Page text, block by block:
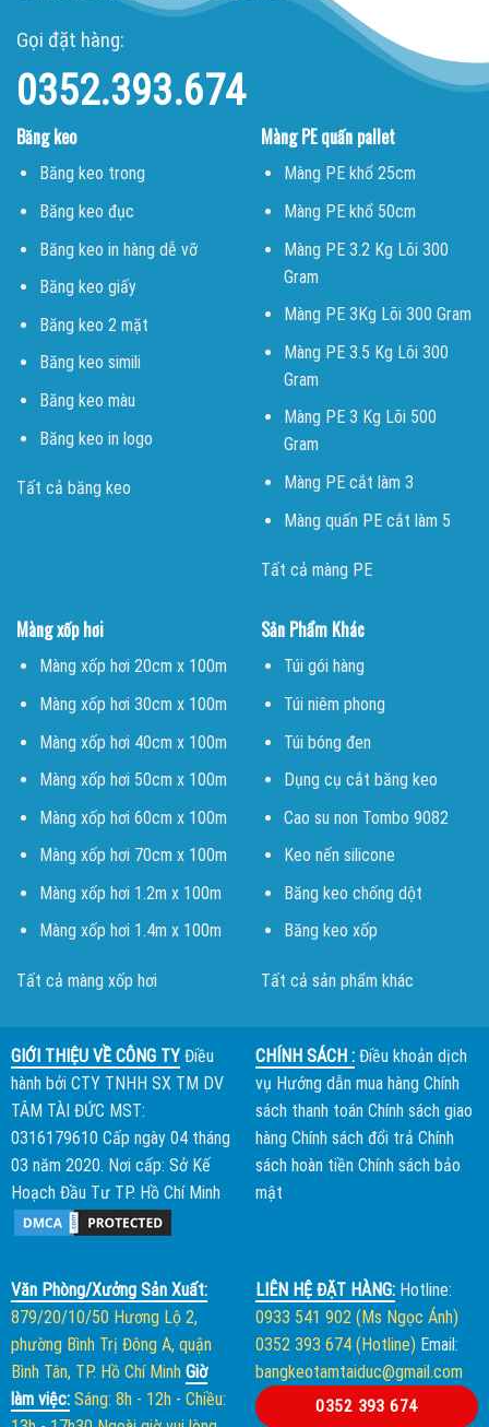
Gọi đặt hàng:
0352.393.674
Băng keo
Băng keo trong
Băng keo đục
Băng keo in hàng dễ vỡ
Băng keo giấy
Băng keo 2 mặt
Băng keo simili
Băng keo màu
Băng keo in logo
Tất cả băng keo
Màng PE quấn pallet
Màng PE khổ 25cm
Màng PE khổ 50cm
Màng PE 3.2 Kg Lõi 300
Gram
Màng PE 3Kg Lõi 300 Gram
Màng PE 3.5 Kg Lõi 300
Gram
Màng PE 3 Kg Lõi 500
Gram
Màng PE cắt làm 3
Màng quấn PE cắt làm 5
Tất cả màng PE
Màng xốp hơi
Màng xốp hơi 20cm x 100m
Màng xốp hơi 30cm x 100m
Màng xốp hơi 40cm x 100m
Màng xốp hơi 50cm x 100m
Màng xốp hơi 60cm x 100m
Màng xốp hơi 70cm x 100m
Màng xốp hơi 1.2m x 100m
Màng xốp hơi 1.4m x 100m
Tất cả màng xốp hơi
Sản Phẩm Khác
Túi gói hàng
Túi niêm phong
Túi bóng đen
Dụng cụ cắt băng keo
Cao su non Tombo 9082
Keo nến silicone
Băng keo chống dột
Băng keo xốp
Tất cả sản phẩm khác
GIỚI THIỆU VỀ CÔNG TYĐiều
hành bởi CTY TNHH SX TM DV
TÂM TÀI ĐỨC MST:
0316179610 Cấp ngày 04 tháng
03 năm 2020. Nơi cấp: Sở Kế
Hoạch Đầu Tư TP. Hồ Chí Minh
CHÍNH SÁCH : Điều khoản dịch
vụ Hướng dẫn mua hàng Chính
sách thanh toán Chính sách giao
hàng Chính sách đổi trả Chính
sách hoàn tiền Chính sách bảo
mật
Văn Phòng/Xưởng Sản Xuất:
879/20/10/50 Hương Lộ 2,
phường Bình Trị Đông A, quận
Bình Tân, TP. Hồ Chí Minh Giờ
làm việc: Sáng: 8h - 12h- Chiều:
LIÊN HỆ ĐẶT HÀNG:Hotline:
0933 541 902 (Ms Ngọc Ánh)
0352 393 674 (Hotline) Email:
bangkeotamtaiduc@gmail.com
0352 393 674